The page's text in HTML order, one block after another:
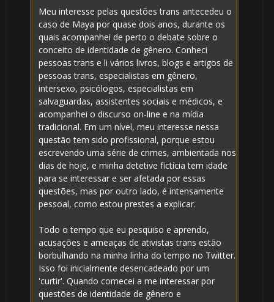
Meu interesse pelas questões trans antecedeu o
caso de Maya por quase dois anos, durante os
quais acompanhei de perto o debate sobre o
conceito de identidade de gênero. Conheci
pessoas trans e li vários livros, blogs e artigos de
pessoas trans, especialistas em gênero,
intersexo, psicólogos, especialistas em
salvaguardas, assistentes sociais e médicos, e
acompanhei o discurso on-line e na mídia
tradicional. Em um nível, meu interesse nessa
questão tem sido profissional, porque estou
escrevendo uma série de crimes, ambientada nos
dias de hoje, e minha detetive fictícia tem idade
para se interessar e ser afetada por essas
questões, mas por outro lado, é intensamente
pessoal, como estou prestes a explicar.
Todo o tempo que eu pesquiso e aprendo,
acusações e ameaças de ativistas trans estão
borbulhando na minha linha do tempo no Twitter.
Isso foi inicialmente desencadeado por um
'curtir'. Quando comecei a me interessar por
questões de identidade de gênero e
⚡
⚡